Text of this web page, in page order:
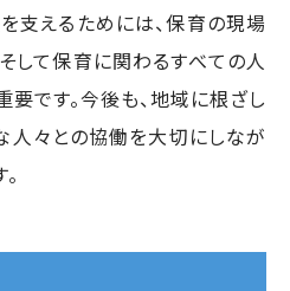
支えるためには、保育の現場
して保育に関わるすべての人
です。今後も、地域に根ざし
人々との協働を大切にしなが